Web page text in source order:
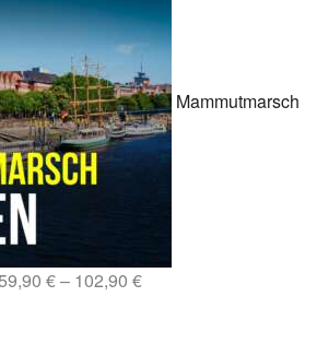
Mammutmarsch
€– 102,90 €